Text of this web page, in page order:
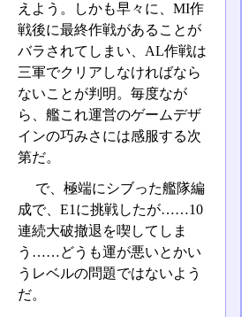
えよう。しかも早々に、MI作
戦後に最終作戦があることが
バラされてしまい、AL作戦は
三軍でクリアしなければなら
ないことが判明。毎度なが
ら、艦これ運営のゲームデザ
インの巧みさには感服する次
第だ。
で、極端にシブった艦隊編
成で、E1に挑戦したが……10
連続大破撤退を喫してしま
う……どうも運が悪いとかい
うレベルの問題ではないよう
だ。